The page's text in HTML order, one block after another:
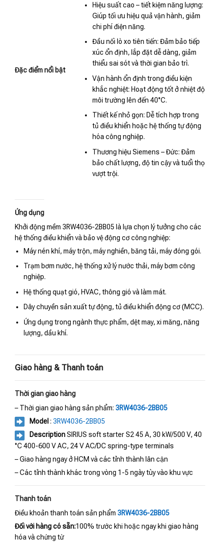
Đặc điểm nổi bật
Hiệu suất cao – tiết kiệm năng lượng:
Giúp tối ưu hiệu quả vận hành, giảm
chi phí điện năng.
Đầu nối lò xo tiên tiến: Đảm bảo tiếp
xúc ổn định, lắp đặt dễ dàng, giảm
thiểu sai sót và thời gian bảo trì.
Vận hành ổn định trong điều kiện
khắc nghiệt: Hoạt động tốt ở nhiệt độ
môi trường lên đến 40°C.
Thiết kế nhỏ gọn: Dễ tích hợp trong
tủ điều khiển hoặc hệ thống tự động
hóa công nghiệp.
Thương hiệu Siemens – Đức: Đảm
bảo chất lượng, độ tin cậy và tuổi thọ
vượt trội.
Ứng dụng
Khởi động mềm 3RW4036-2BB05 là lựa chọn lý tưởng cho các
hệ thống điều khiển và bảo vệ động cơ công nghiệp:
Máy nén khí, máy trộn, máy nghiền, băng tải, máy đóng gói.
Trạm bơm nước, hệ thống xử lý nước thải, máy bơm công
nghiệp.
Hệ thống quạt gió, HVAC, thông gió và làm mát.
Dây chuyền sản xuất tự động, tủ điều khiển động cơ (MCC).
Ứng dụng trong ngành thực phẩm, dệt may, xi măng, năng
lượng, dầu khí.
Giao hàng & Thanh toán
Thời gian giao hàng
– Thời gian giao hàng sản phẩm: 3RW4036-2BB05
Model : 3RW4036-2BB05
DescriptionSIRIUS soft starter S2 45 A, 30 kW/500 V, 40
°C 400-600 V AC, 24 V AC/DC spring-type terminals
– Giao hàng ngay ở HCM và các tỉnh thành lân cận
– Các tỉnh thành khác trong vòng 1-5 ngày tùy vào khu vực
Thanh toán
Điều khoản thanh toán sản phẩm 3RW4036-2BB05
Đối với hàng có sẵn:100% trước khi hoặc ngay khi giao hàng
hóa và chứng từ